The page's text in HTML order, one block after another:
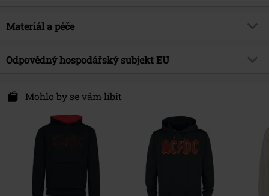
Značka
Kapela
AC/DC
Pohlaví
Vytištěno
kapuci
Tvar rukávu
Klokaní kapsa
cerná/cervená
Střih/vrchní díl
Materiál a péče
Vrchní materiál
70% bavlna, 30% polyester
Odpovědný hospodářský subjekt EU
Schwabenheimer Weg 62
55543 Bad Kreuznach
info@fbi-gmbh.eu
Mohlo by se vám líbit